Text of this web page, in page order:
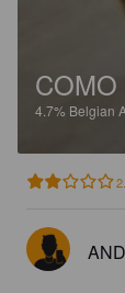
4.7% Belgian